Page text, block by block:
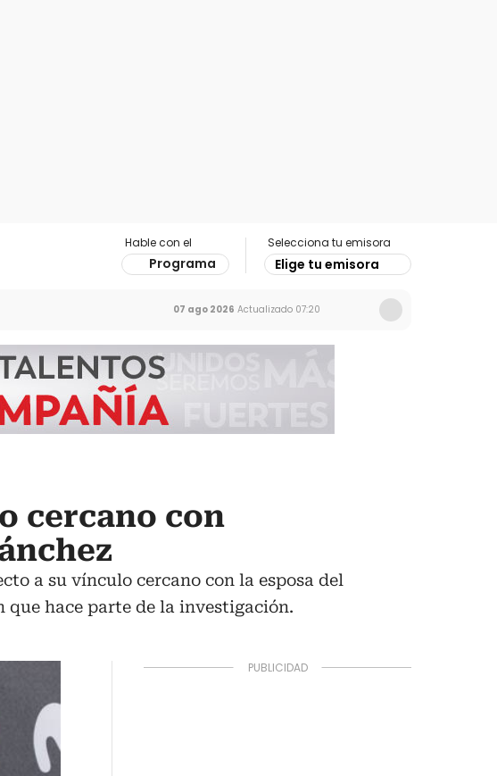
Hable con el
Programa
Selecciona tu emisora
Elige tu emisora
07 ago 2026 Actualizado 07:20
cercano con
a su vínculo cercano con la esposa del
que hace parte de la investigación.